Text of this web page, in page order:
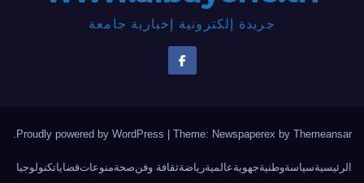
جريدة إلكترونية إخبارية جامعة
Proudly powered by WordPress Theme: Newspaperex by Themeansar
.
الرئيسيةسياسةوطنيةجهويةعالميةرياضةثقافة وفنصحةمنوعاتقضاياتكنولوجيا